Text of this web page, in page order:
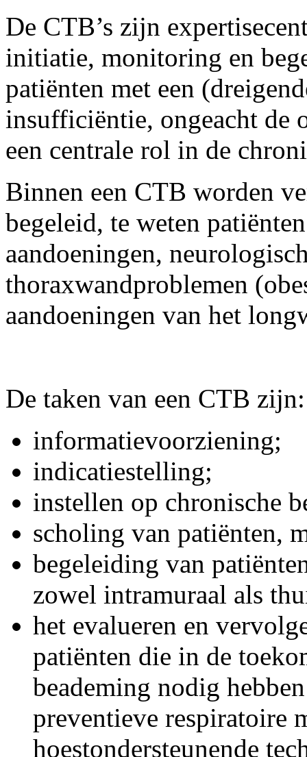
De CTB’s zijn
initiatie, monitoring en
patiënten met een
insufficiëntie, ongeacht de
een centrale rol in de
Binnen een CTB worden
begeleid, te weten
aandoeningen,
thoraxwandproblemen
aandoeningen van het
De taken van een CTB zijn:
informatievoorziening;
indicatiestelling;
instellen op chronische
scholing van patiënten,
begeleiding van
zowel intramuraal als
het evalueren en
patiënten die in de
beademing nodig
preventieve respiratoire
hoestondersteunende